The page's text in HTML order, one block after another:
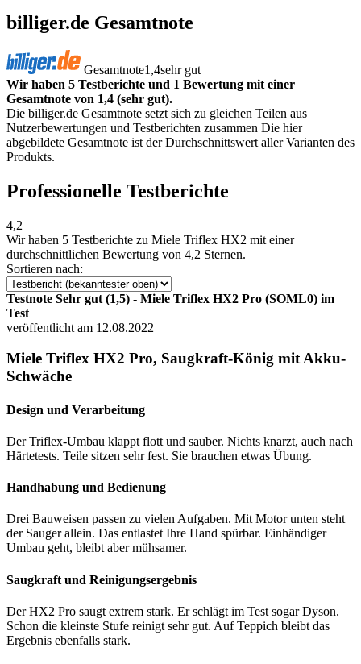
billiger.de Gesamtnote
Gesamtnote1,4sehr gut
Wir haben 5 Testberichte und 1 Bewertung mit einer
Gesamtnote von 1,4 (sehr gut).
Die billiger.de Gesamtnote setzt sich zu gleichen Teilen aus
Nutzerbewertungen und Testberichten zusammen Die hier
abgebildete Gesamtnote ist der Durchschnittswert aller Varianten des
Produkts.
Professionelle Testberichte
4,2
Wir haben 5 Testberichte zu Miele Triflex HX2 mit einer
durchschnittlichen Bewertung von 4,2 Sternen.
Sortieren nach:
Testnote Sehr gut (1,5) - Miele Triflex HX2 Pro (SOML0) im
Test
veröffentlicht am 12.08.2022
Miele Triflex HX2 Pro, Saugkraft-König mit Akku-
Schwäche
Design und Verarbeitung
Der Triflex-Umbau klappt flott und sauber. Nichts knarzt, auch nach
Härtetests. Teile sitzen sehr fest. Sie brauchen etwas Übung.
Handhabung und Bedienung
Drei Bauweisen passen zu vielen Aufgaben. Mit Motor unten steht
der Sauger allein. Das entlastet Ihre Hand spürbar. Einhändiger
Umbau geht, bleibt aber mühsamer.
Saugkraft und Reinigungsergebnis
Der HX2 Pro saugt extrem stark. Er schlägt im Test sogar Dyson.
Schon die kleinste Stufe reinigt sehr gut. Auf Teppich bleibt das
Ergebnis ebenfalls stark.